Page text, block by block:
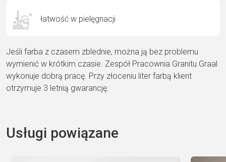
łatwość w pielęgnacji
Jeśli farba z czasem zblednie, można ją bez problemu
wymienić w krótkim czasie. Zespół Pracownia Granitu Graal
wykonuje dobrą pracę. Przy złoceniu liter farbą klient
otrzymuje 3 letnią gwarancję.
Usługi powiązane